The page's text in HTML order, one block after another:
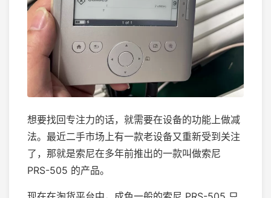
想要找回专注力的话，就需要在设备的功能上做减
法。最近二手市场上有一款老设备又重新受到关注
了，那就是索尼在多年前推出的一款叫做索尼
PRS-505 的产品。